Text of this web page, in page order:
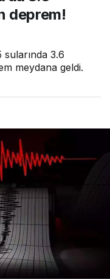
deprem!
3.6
meydana geldi.